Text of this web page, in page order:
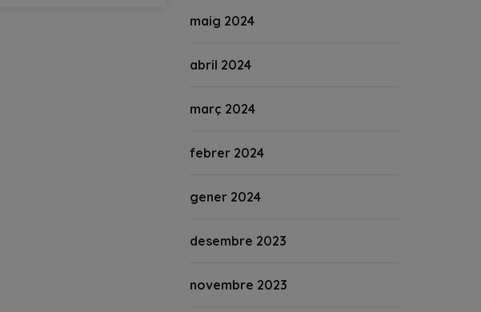
maig 2024
abril 2024
març 2024
febrer 2024
gener 2024
desembre 2023
novembre 2023